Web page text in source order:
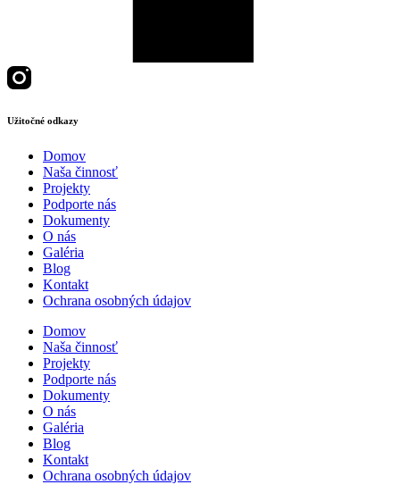
Užitočné odkazy
Domov
Naša činnosť
Projekty
Podporte nás
Dokumenty
O nás
Galéria
Blog
Kontakt
Ochrana osobných údajov
Domov
Naša činnosť
Projekty
Podporte nás
Dokumenty
O nás
Galéria
Blog
Kontakt
Ochrana osobných údajov